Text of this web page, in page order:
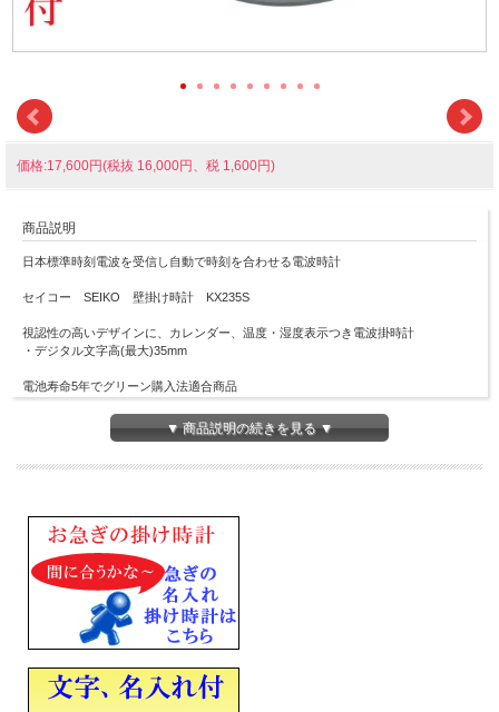
価格:17,600円(税抜 16,000円、税 1,600円)
商品説明
日本標準時刻電波を受信し自動で時刻を合わせる電波時計
セイコー SEIKO 壁掛け時計 KX235S
視認性の高いデザインに、カレンダー、温度・湿度表示つき電波掛時計
・デジタル文字高(最大)35mm
電池寿命5年でグリーン購入法適合商品
ス～と流れるように動く連続秒針（スイープ）を採用しているトケイですけど、お
表示と、明るいところでも秒針を止めて電池交換時期を知らせてくれるので、電池
の交換時期がわかりやすいです
・2099年までのフルオートカレンダー機能
・温度・湿度表示 温度測定範囲：0℃～40℃ 測定精度：±2℃ 湿度測定範囲：
20％RH～90％RH 測定精度：±10％RH（25℃）
プラスチック枠（銀色メタリック塗装）
前面：ガラス
▼ 商品説明の続きを見る ▼